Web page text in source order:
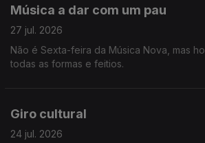
Música a dar com um pau
27 jul. 2026
Não é Sexta-feira da Música Nova, mas
todas as formas e feitios.
Giro cultural
24 jul. 2026